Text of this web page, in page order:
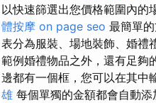
以快速篩選出您價格範圍內的
體按摩 on page seo 最簡單
表分為服裝、場地裝飾、婚禮
範例婚禮物品之外，還有足夠
邊都有一個框，您可以在其中
雄 每個單獨的金額都會自動